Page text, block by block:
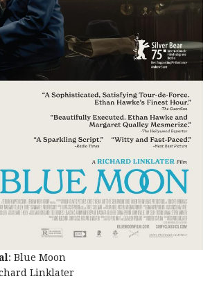
: Blue Moon
Linklater